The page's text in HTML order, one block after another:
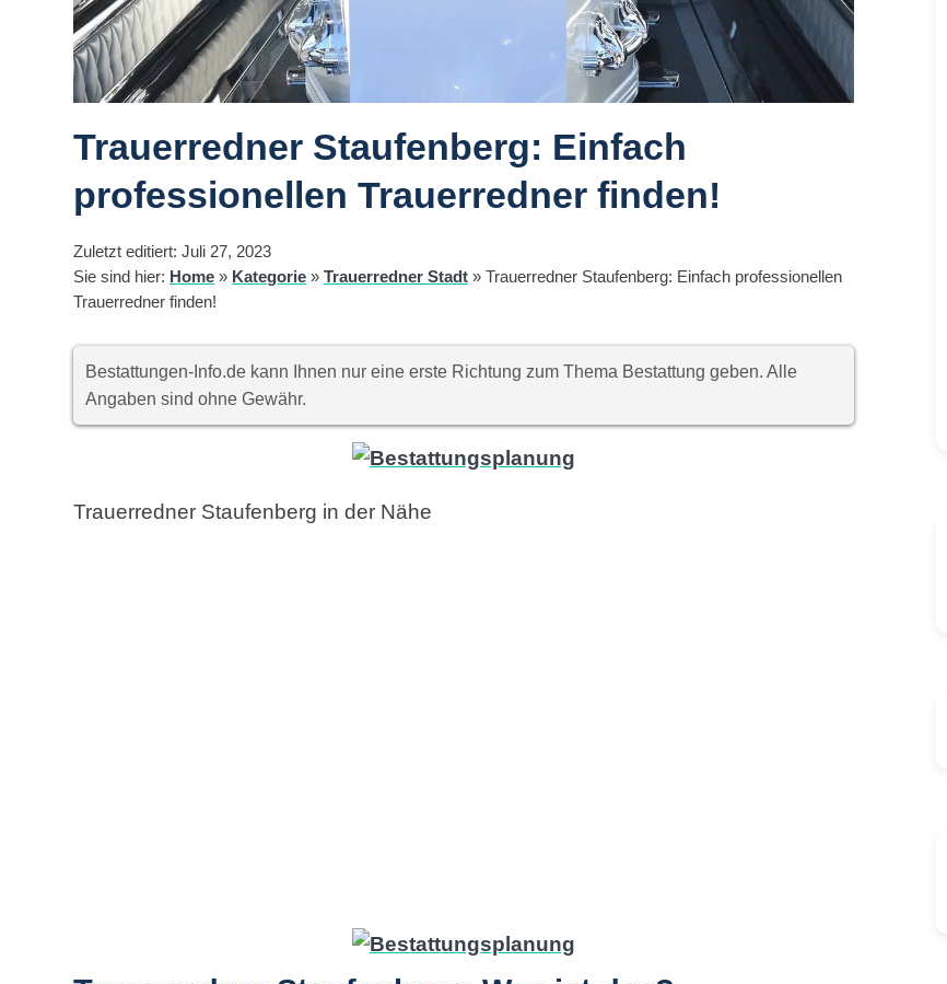
Trauerredner Staufenberg: Einfach
professionellen Trauerredner finden!
Zuletzt editiert: Juli 27, 2023
Sie sind hier: Home » Kategorie »Trauerredner Stadt »Trauerredner Staufenberg: Einfach professionellen
Trauerredner finden!
Bestattungen-Info.de kann Ihnen nur eine erste Richtung zum Thema Bestattung geben. Alle
Angaben sind ohne Gewähr.
Trauerredner Staufenberg in der Nähe